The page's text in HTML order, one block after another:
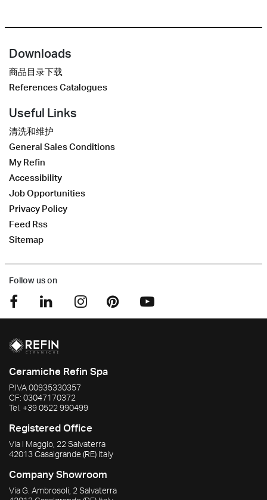
Downloads
商品目录下载
References Catalogues
Useful Links
清洗和维护
General Sales Conditions
My Refin
Accessibility
Job Opportunities
Privacy Policy
Feed Rss
Sitemap
Follow us on
Ceramiche Refin Spa
P.IVA00935330357
CF: 03047170372
Tel. +39 0522 990499
Registered Office
Via I Maggio, 22 Salvaterra
42013Casalgrande(RE) Italy
Company Showroom
Via G. Ambrosoli, 2 Salvaterra